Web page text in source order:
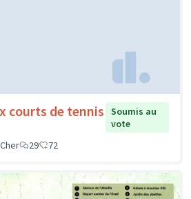
courts de tennis
Soumis au
vote
29 72